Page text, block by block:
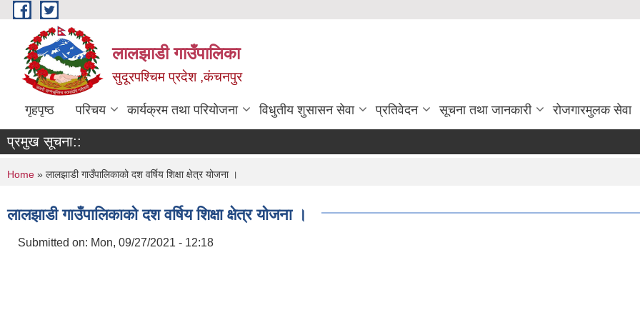
Skip to main content
लालझाडी गाउँपालिका
सुदूरपश्चिम प्रदेश ,कंचनपुर
गृहपृष्ठ परिचय कार्यक्रम तथा परियोजना विधुतीय शुसासन सेवा प्रतिवेदन सूचना तथा जानकारी रोजगारमुलक सेवा
प्रमुख सूचना::
You are here
Home » लालझाडी गाउँपालिकाको दश वर्षिय शिक्षा क्षेत्र योजना ।
लालझाडी गाउँपालिकाको दश वर्षिय शिक्षा क्षेत्र योजना ।
Submitted on: Mon, 09/27/2021 - 12:18